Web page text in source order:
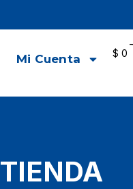
Mi Cuenta $ 0
TIENDA